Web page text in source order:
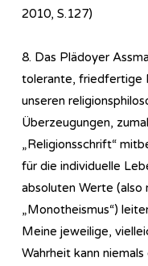
2010, S.127)
8. Das Plädoyer
tolerante, friedfertige
unseren
Überzeugungen,
„Religionsschrift“
für die individuelle
absoluten Werte (also
„Monotheismus“)
Meine jeweilige,
Wahrheit kann